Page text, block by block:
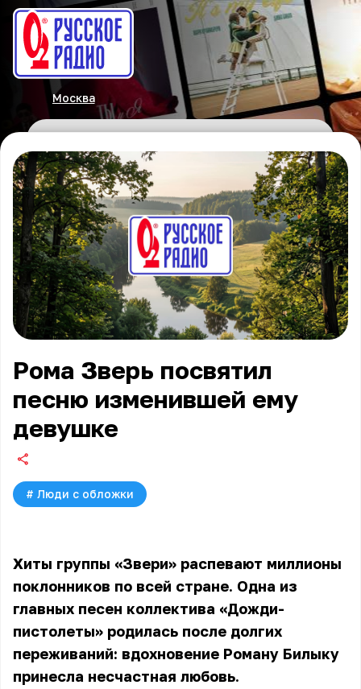
Москва
Рома Зверь посвятил
песню изменившей ему
девушке
# Люди с обложки
Хиты группы «Звери» распевают миллионы
поклонников по всей стране. Одна из
главных песен коллектива «Дожди-
пистолеты» родилась после долгих
переживаний: вдохновение Роману Билыку
принесла несчастная любовь.